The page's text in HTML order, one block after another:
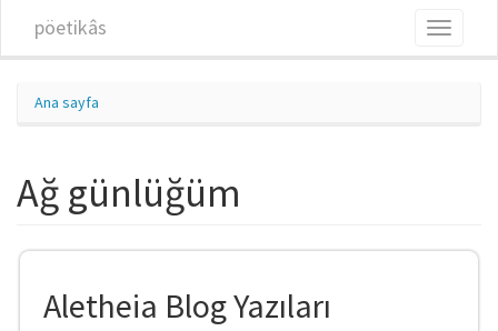
pöetikâs
Toggle
Ana sayfa
Ağ günlüğüm
Aletheia Blog Yazıları